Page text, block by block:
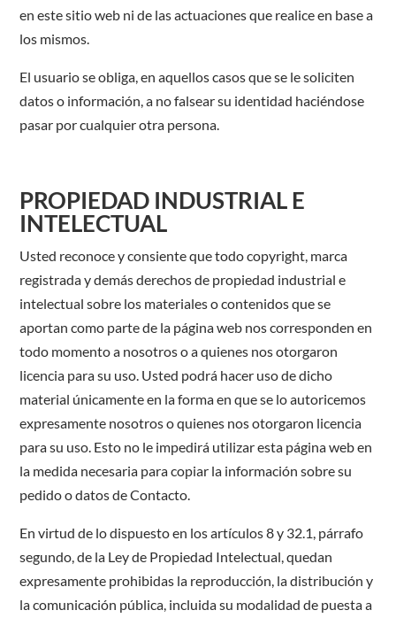
en este sitio web ni de las actuaciones que realice en base a
los mismos.
El usuario se obliga, en aquellos casos que se le soliciten
datos o información, a no falsear su identidad haciéndose
pasar por cualquier otra persona.
PROPIEDAD INDUSTRIAL E
INTELECTUAL
Usted reconoce y consiente que todo copyright, marca
registrada y demás derechos de propiedad industrial e
intelectual sobre los materiales o contenidos que se
aportan como parte de la página web nos corresponden en
todo momento a nosotros o a quienes nos otorgaron
licencia para su uso. Usted podrá hacer uso de dicho
material únicamente en la forma en que se lo autoricemos
expresamente nosotros o quienes nos otorgaron licencia
para su uso. Esto no le impedirá utilizar esta página web en
la medida necesaria para copiar la información sobre su
pedido o datos de Contacto.
En virtud de lo dispuesto en los artículos 8 y 32.1, párrafo
segundo, de la Ley de Propiedad Intelectual, quedan
expresamente prohibidas la reproducción, la distribución y
la comunicación pública, incluida su modalidad de puesta a